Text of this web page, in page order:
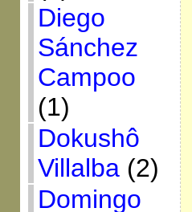
Diego
Sánchez
Campoo
(1)
Dokushô
Villalba(2)
Domingo